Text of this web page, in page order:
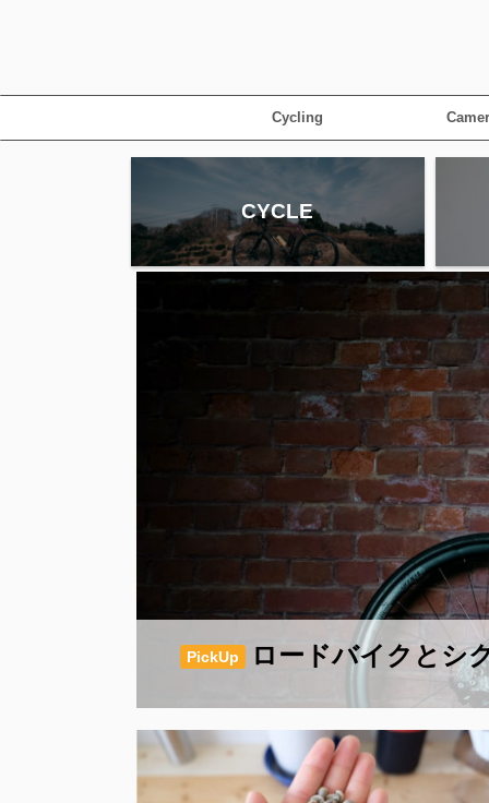
Cycling
CYCLE
PickUp ロードバイクとシ